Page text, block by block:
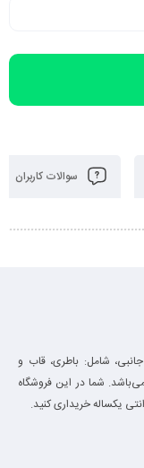
سوالات کاربران
جانبی، شامل: باطری، قاب و
شما در این فروشگاه
یکساله خریداری کنید.